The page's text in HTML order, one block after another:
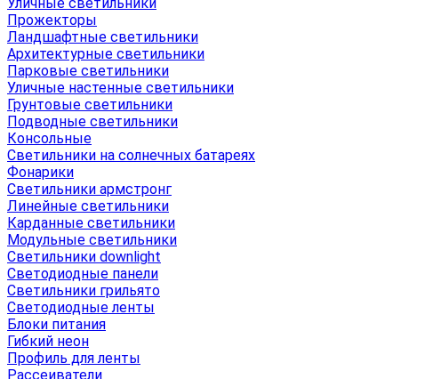
Уличные светильники
Прожекторы
Ландшафтные светильники
Архитектурные светильники
Парковые светильники
Уличные настенные светильники
Грунтовые светильники
Подводные светильники
Консольные
Светильники на солнечных батареях
Фонарики
Светильники армстронг
Линейные светильники
Карданные светильники
Модульные светильники
Светильники downlight
Светодиодные панели
Светильники грильято
Светодиодные ленты
Блоки питания
Гибкий неон
Профиль для ленты
Рассеиватели